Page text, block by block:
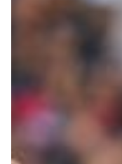
Prima squadra
Genoa for Special
Kit Gara 2026/27